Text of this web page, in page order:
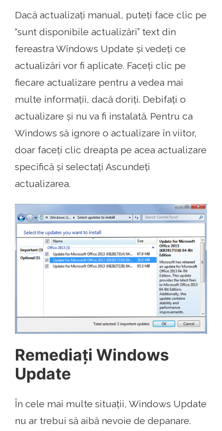
Dacă actualizați manual, puteți face clic pe
“sunt disponibile actualizări” text din
fereastra Windows Update și vedeți ce
actualizări vor fi aplicate. Faceți clic pe
fiecare actualizare pentru a vedea mai
multe informații, dacă doriți. Debifați o
actualizare și nu va fi instalată. Pentru ca
Windows să ignore o actualizare în viitor,
doar faceți clic dreapta pe acea actualizare
specifică și selectați Ascundeți
actualizarea.
Remediați Windows
Update
În cele mai multe situații, Windows Update
nu ar trebui să aibă nevoie de depanare.